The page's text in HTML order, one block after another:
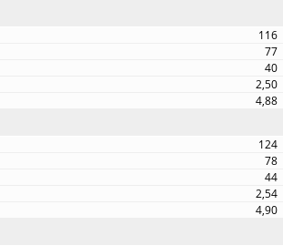
116
77
40
2,50
4,88
124
78
44
2,54
4,90